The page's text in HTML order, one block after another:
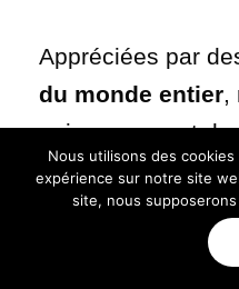
Appréciées par
du monde entier,
uniques ornent
modernes,
à travers
: France,
Nous utilisons des
expérience sur notre site
site, nous